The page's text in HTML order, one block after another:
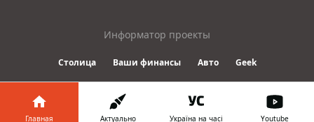
Информатор проекты
Столица Ваши финансы Авто Geek
© 2016-2026 Informator
Главная Актуально Україна на часі Youtube